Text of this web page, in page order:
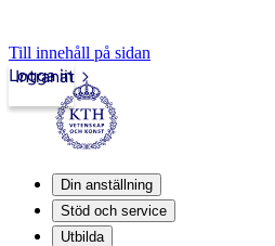
Till innehåll på sidan
Intranät
Logga in
Din anställning
Stöd och service
Utbilda